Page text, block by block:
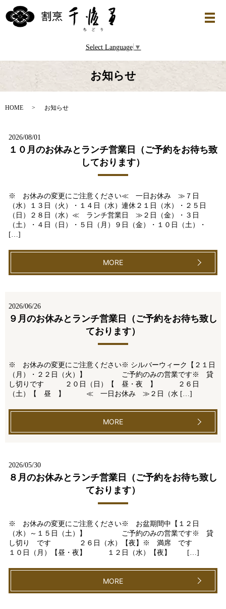
Select Language ▼
お知らせ
HOME お知らせ
2026/08/01
１０月のお休みとランチ営業日（ご予約をお待ち致
しております）
※ お休みの変更にご注意ください≪ 一日お休み ≫７日
（水）１３日（火）・１４日（水）連休２１日（水）・２５日
（日）２８日（水）≪ ランチ営業日 ≫２日（金）・３日
（土）・４日（日）・５日（月）９日（金）・１０日（土）・
[…]
MORE
2026/06/26
９月のお休みとランチ営業日（ご予約をお待ち致し
ております）
※ お休みの変更にご注意ください※ シルバーウィーク【２１日
（月）・２２日（火）】 ご予約のみの営業です※ 貸
し切りです ２０日（日）【 昼・夜 】 ２６日
（土）【 昼 】 ≪ 一日お休み ≫２日（水 […]
MORE
2026/05/30
８月のお休みとランチ営業日（ご予約をお待ち致し
ております）
※ お休みの変更にご注意ください※ お盆期間中【１２日
（水）～１５日（土）】 ご予約のみの営業です※ 貸
し切り です ２６日（水）【夜】※ 満席 です
１０日（月）【昼・夜】 １２日（水）【夜】 […]
MORE